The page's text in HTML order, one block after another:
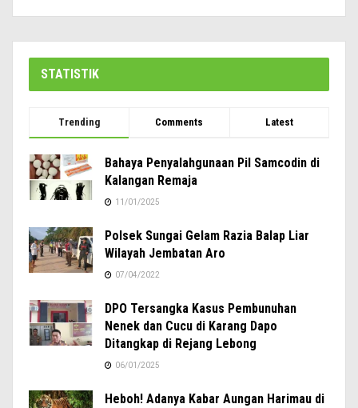
STATISTIK
Trending Comments Latest
Bahaya Penyalahgunaan Pil Samcodin di
Kalangan Remaja
11/01/2025
Polsek Sungai Gelam Razia Balap Liar
Wilayah Jembatan Aro
07/04/2022
DPO Tersangka Kasus Pembunuhan
Nenek dan Cucu di Karang Dapo
Ditangkap di Rejang Lebong
06/01/2025
Heboh! Adanya Kabar Aungan Harimau di